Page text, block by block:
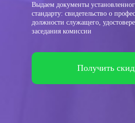
Выдаем документы
стандарту: свидетельство о
должности служащего,
заседания комиссии
Получить